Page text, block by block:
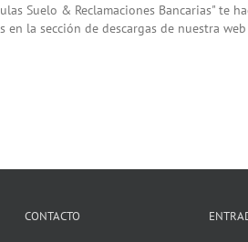
Suelo & Reclamaciones Bancarias" te
la sección de descargas de nuestra
CONTACTO